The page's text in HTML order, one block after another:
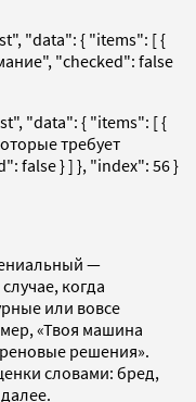
"data": { "items": [ {
"checked": false
"data": { "items": [ {
требует
false } ] }, "index": 56 }
—
когда
или вовсе
«Твоя машина
решения».
словами: бред,